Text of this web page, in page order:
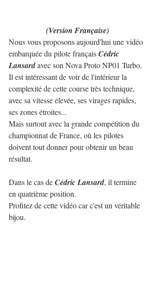
(Version Française)
Nous vous proposons aujourd'hui une vidéo
embarquée du pilote français Cédric
Lansard avec son Nova Proto NP01 Turbo.
Il est intéressant de voir de l'intérieur la
complexité de cette course très technique,
avec sa vitesse élevée, ses virages rapides,
ses zones étroites...
Mais surtout avec la grande compétition du
championnat de France, où les pilotes
doivent tout donner pour obtenir un beau
résultat.
Dans le cas de Cédric Lansard, il termine
en quatrième position.
Profitez de cette vidéo car c'est un véritable
bijou.